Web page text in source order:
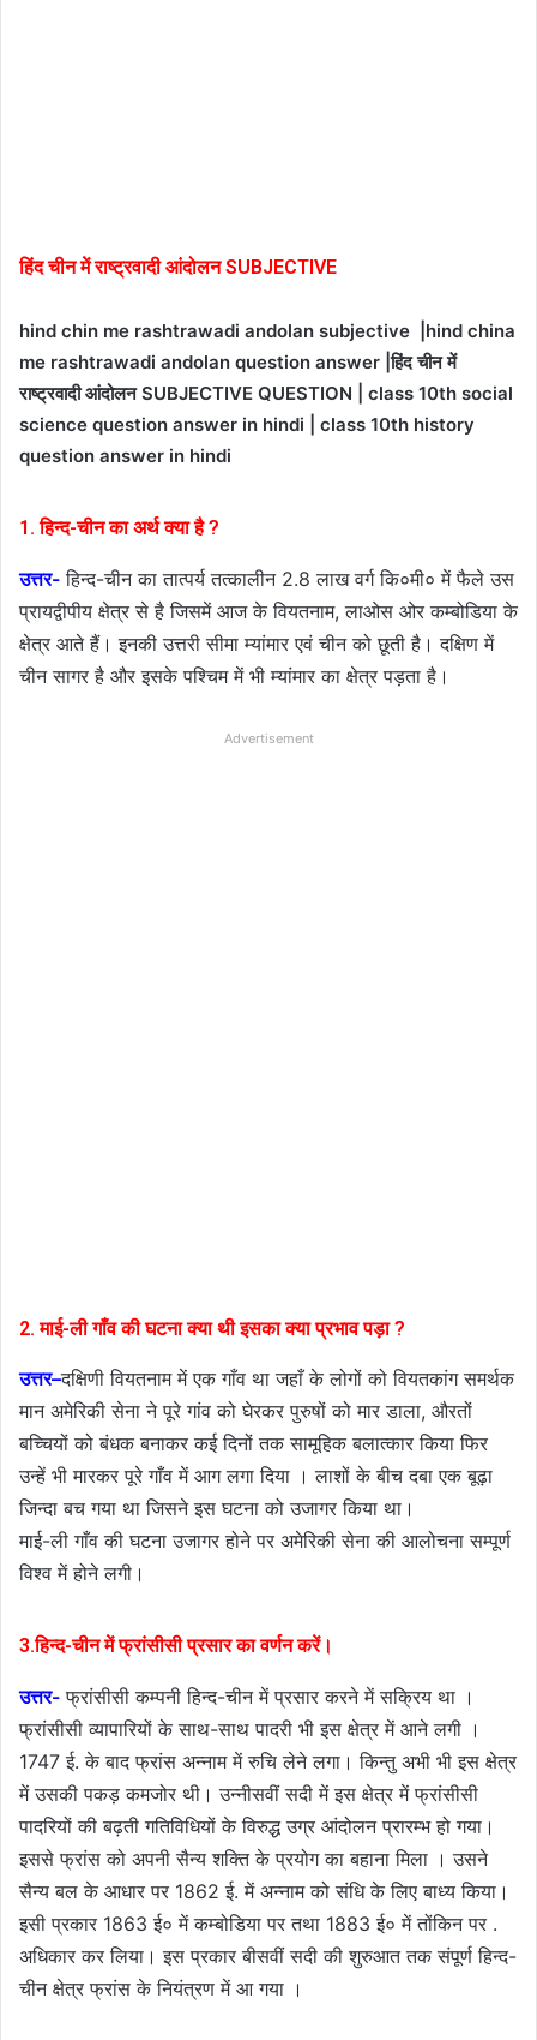
हिंद चीन में राष्ट्रवादी आंदोलन SUBJECTIVE
hind chin me rashtrawadi andolan subjective |hind china
me rashtrawadi andolan question answer |हिंद चीन में
राष्ट्रवादी आंदोलन SUBJECTIVE QUESTION | class 10th social
science question answer in hindi | class 10th history
question answer in hindi
1. हिन्द-चीन का अर्थ क्या है ?
उत्तर- हिन्द-चीन का तात्पर्य तत्कालीन 2.8 लाख वर्ग कि०मी० में फैले उस
प्रायद्वीपीय क्षेत्र से है जिसमें आज के वियतनाम, लाओस ओर कम्बोडिया के
क्षेत्र आते हैं। इनकी उत्तरी सीमा म्यांमार एवं चीन को छूती है। दक्षिण में
चीन सागर है और इसके पश्चिम में भी म्यांमार का क्षेत्र पड़ता है।
Advertisement
2. माई-ली गाँव की घटना क्या थी इसका क्या प्रभाव पड़ा ?
उत्तर–दक्षिणी वियतनाम में एक गाँव था जहाँ के लोगों को वियतकांग समर्थक
मान अमेरिकी सेना ने पूरे गांव को घेरकर पुरुषों को मार डाला, औरतों
बच्चियों को बंधक बनाकर कई दिनों तक सामूहिक बलात्कार किया फिर
उन्हें भी मारकर पूरे गाँव में आग लगा दिया । लाशों के बीच दबा एक बूढ़ा
जिन्दा बच गया था जिसने इस घटना को उजागर किया था।
माई-ली गाँव की घटना उजागर होने पर अमेरिकी सेना की आलोचना सम्पूर्ण
विश्व में होने लगी।
3.हिन्द-चीन में फ्रांसीसी प्रसार का वर्णन करें।
उत्तर- फ्रांसीसी कम्पनी हिन्द-चीन में प्रसार करने में सक्रिय था ।
फ्रांसीसी व्यापारियों के साथ-साथ पादरी भी इस क्षेत्र में आने लगी ।
1747 ई. के बाद फ्रांस अन्नाम में रुचि लेने लगा। किन्तु अभी भी इस क्षेत्र
में उसकी पकड़ कमजोर थी। उन्नीसवीं सदी में इस क्षेत्र में फ्रांसीसी
पादरियों की बढ़ती गतिविधियों के विरुद्ध उग्र आंदोलन प्रारम्भ हो गया।
इससे फ्रांस को अपनी सैन्य शक्ति के प्रयोग का बहाना मिला । उसने
सैन्य बल के आधार पर 1862 ई. में अन्नाम को संधि के लिए बाध्य किया।
इसी प्रकार 1863 ई० में कम्बोडिया पर तथा 1883 ई० में तोंकिन पर .
अधिकार कर लिया। इस प्रकार बीसवीं सदी की शुरुआत तक संपूर्ण हिन्द-
चीन क्षेत्र फ्रांस के नियंत्रण में आ गया ।